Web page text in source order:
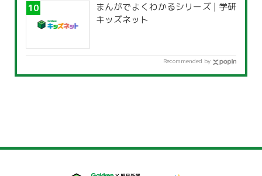
まんがでよくわかるシリーズ | 学研
キッズネット
Recommended by